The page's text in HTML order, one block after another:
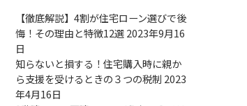
【徹底解説】4割が住宅ローン選びで後
悔！その理由と特徴12選 2023年9月16
日
知らないと損する！住宅購入時に親か
ら支援を受けるときの３つの税制 2023
年4月16日